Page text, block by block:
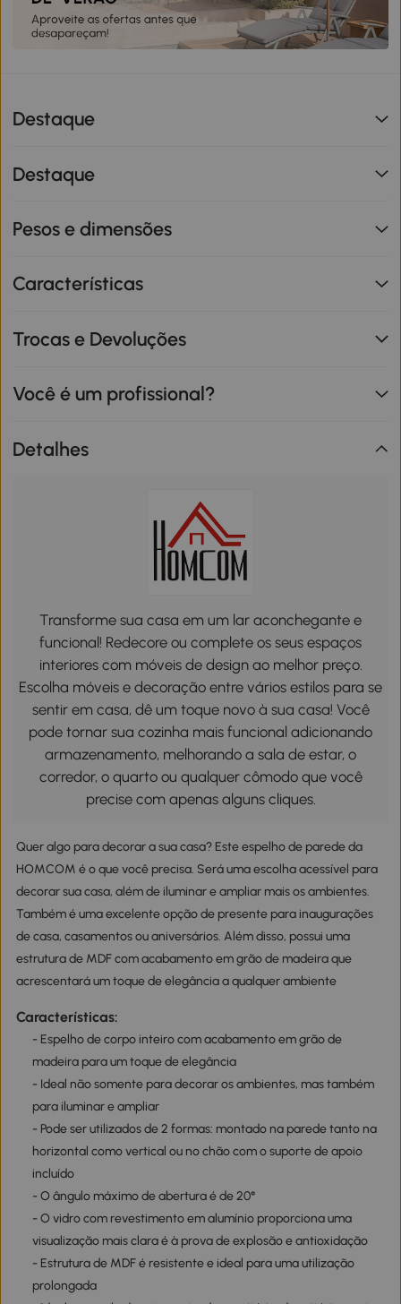
Destaque
Destaque
Pesos e dimensões
Características
Trocas e Devoluções
Você é um profissional?
Detalhes
Transforme sua casa em um lar aconchegante e
funcional! Redecore ou complete os seus espaços
interiores com móveis de design ao melhor preço.
Escolha móveis e decoração entre vários estilos para se
sentir em casa, dê um toque novo à sua casa! Você
pode tornar sua cozinha mais funcional adicionando
armazenamento, melhorando a sala de estar, o
corredor, o quarto ou qualquer cômodo que você
precise com apenas alguns cliques.
Quer algo para decorar a sua casa? Este espelho de parede da
HOMCOM é o que você precisa. Será uma escolha acessível para
decorar sua casa, além de iluminar e ampliar mais os ambientes.
Também é uma excelente opção de presente para inaugurações
de casa, casamentos ou aniversários. Além disso, possui uma
estrutura de MDF com acabamento em grão de madeira que
acrescentará um toque de elegância a qualquer ambiente
Características:
- Espelho de corpo inteiro com acabamento em grão de
madeira para um toque de elegância
- Ideal não somente para decorar os ambientes, mas também
para iluminar e ampliar
- Pode ser utilizados de 2 formas: montado na parede tanto na
horizontal como vertical ou no chão com o suporte de apoio
incluído
- O ângulo máximo de abertura é de 20°
- O vidro com revestimento em alumínio proporciona uma
visualização mais clara é à prova de explosão e antioxidação
- Estrutura de MDF é resistente e ideal para uma utilização
prolongada